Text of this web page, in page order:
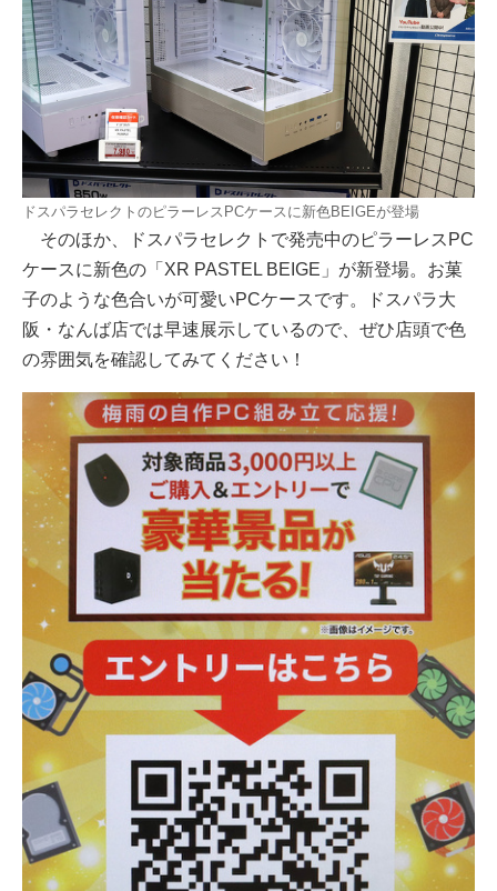
ドスパラセレクトのピラーレスPCケースに新色BEIGEが登場
そのほか、ドスパラセレクトで発売中のピラーレスPC
ケースに新色の「XR PASTEL BEIGE」が新登場。お菓
子のような色合いが可愛いPCケースです。ドスパラ大
阪・なんば店では早速展示しているので、ぜひ店頭で色
の雰囲気を確認してみてください！